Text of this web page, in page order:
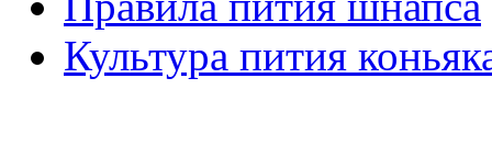
Культура пития